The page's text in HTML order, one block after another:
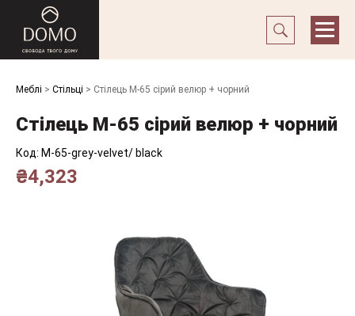
Меблі > Стільці > Стілець M-65 сірий велюр + чорний
Стілець M-65 сірий велюр + чорний
Код: M-65-grey-velvet/ black
₴4,323